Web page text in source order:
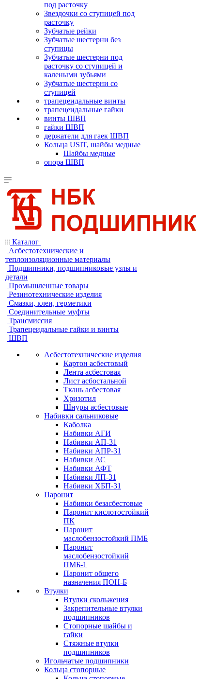
под расточку
Звездочки со ступицей под
расточку
Зубчатые рейки
Зубчатые шестерни без
ступицы
Зубчатые шестерни под
расточку со ступицей и
калеными зубьями
Зубчатые шестерни со
ступицей
трапецеидальные винты
трапецеидальные гайки
винты ШВП
гайки ШВП
держатели для гаек ШВП
Кольца USIT, шайбы медные
Шайбы медные
опора ШВП
Каталог
Асбестотехнические и
теплоизоляционные материалы
Подшипники, подшипниковые узлы и
детали
Промышленные товары
Резинотехнические изделия
Смазки, клеи, герметики
Соединительные муфты
Трансмиссия
Трапецеидальные гайки и винты
ШВП
Асбестотехнические изделия
Картон асбестовый
Лента асбестовая
Лист асбостальной
Ткань асбестовая
Хризотил
Шнуры асбестовые
Набивки сальниковые
Каболка
Набивки АГИ
Набивки АП-31
Набивки АПР-31
Набивки АС
Набивки АФТ
Набивки ЛП-31
Набивки ХБП-31
Паронит
Набивки безасбестовые
Паронит кислотостойкий
ПК
Паронит
маслобензостойкий ПМБ
Паронит
маслобензостойкий
ПМБ-1
Паронит общего
назначения ПОН-Б
Втулки
Втулки скольжения
Закрепительные втулки
подшипников
Стопорные шайбы и
гайки
Стяжные втулки
подшипников
Игольчатые подшипники
Кольца стопорные